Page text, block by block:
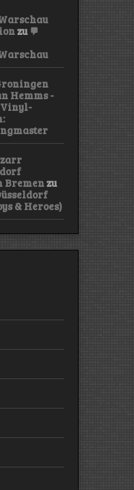
zu
Hemms -
Vinyl-
Bremenzu
& Heroes)